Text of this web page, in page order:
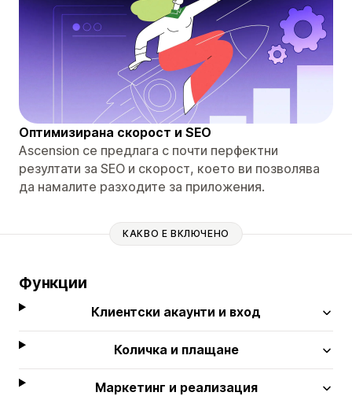
Оптимизирана скорост и SEO
Ascension се предлага с почти перфектни
резултати за SEO и скорост, което ви позволява
да намалите разходите за приложения.
КАКВО Е ВКЛЮЧЕНО
Функции
Клиентски акаунти и вход
Количка и плащане
Маркетинг и реализация